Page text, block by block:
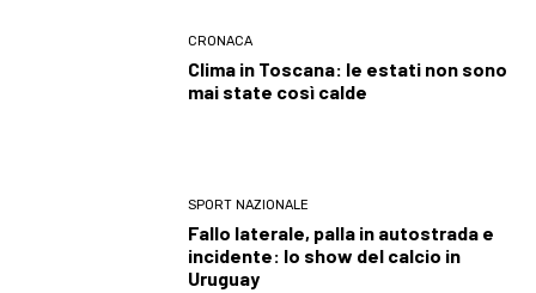
CRONACA
Clima in Toscana: le estati non sono
mai state così calde
SPORT NAZIONALE
Fallo laterale, palla in autostrada e
incidente: lo show del calcio in
Uruguay